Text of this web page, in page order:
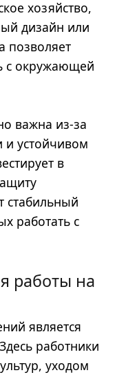
хозяйство,
дизайн или
позволяет
с окружающей
важна из-за
и устойчивом
в
стабильный
работать с
работы на
является
работники
уходом